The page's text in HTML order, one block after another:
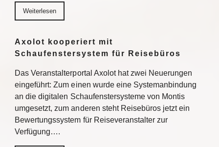
Weiterlesen
Axolot kooperiert mit
Schaufenstersystem für Reisebüros
Das Veranstalterportal Axolot hat zwei Neuerungen
eingeführt: Zum einen wurde eine Systemanbindung
an die digitalen Schaufenstersysteme von Montis
umgesetzt, zum anderen steht Reisebüros jetzt ein
Bewertungssystem für Reiseveranstalter zur
Verfügung….